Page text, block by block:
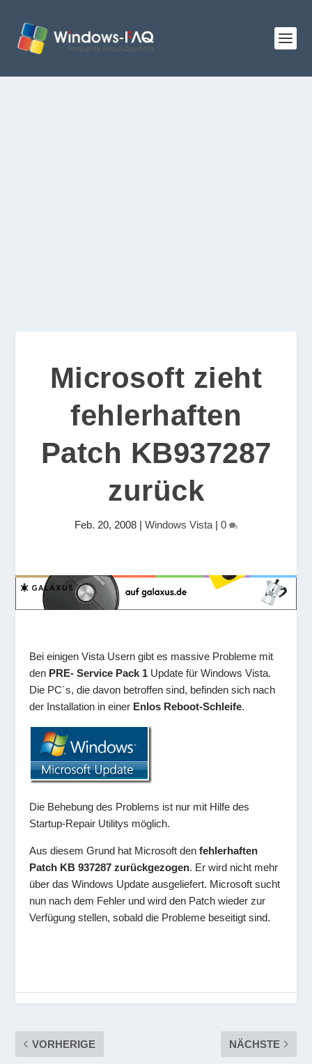
Microsoft zieht
fehlerhaften
Patch KB937287
zurück
Feb. 20, 2008 | Windows Vista | 0
Bei einigen Vista Usern gibt es massive Probleme mit
den PRE- Service Pack 1 Update für Windows Vista.
Die PC´s, die davon betroffen sind, befinden sich nach
der Installation in einer Enlos Reboot-Schleife.
Die Behebung des Problems ist nur mit Hilfe des
Startup-Repair Utilitys möglich.
Aus diesem Grund hat Microsoft denfehlerhaften
Patch KB 937287 zurückgezogen. Er wird nicht mehr
über das Windows Update ausgeliefert. Microsoft sucht
nun nach dem Fehler und wird den Patch wieder zur
Verfügung stellen, sobald die Probleme beseitigt sind.
VORHERIGE NÄCHSTE